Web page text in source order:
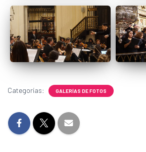
Categorías: GALERÍAS DE FOTOS